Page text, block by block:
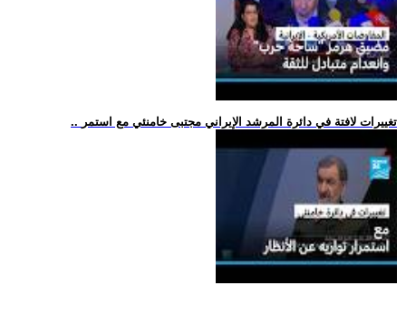
.. تغييرات لافتة في دائرة المرشد الإيراني مجتبى خامنئي مع استمر